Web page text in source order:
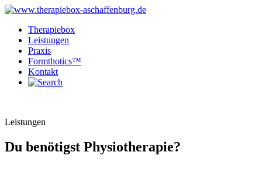
Therapiebox
Leistungen
Praxis
Formthotics™
Kontakt
Leistungen
Du benötigst Physiotherapie?